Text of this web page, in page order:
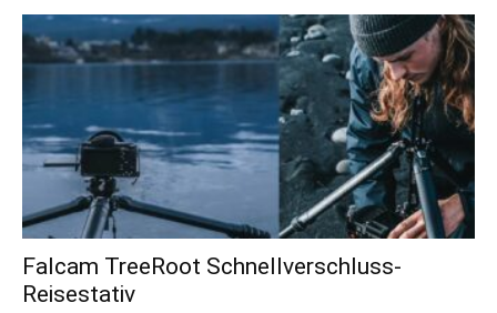
Falcam TreeRoot Schnellverschluss-
Reisestativ